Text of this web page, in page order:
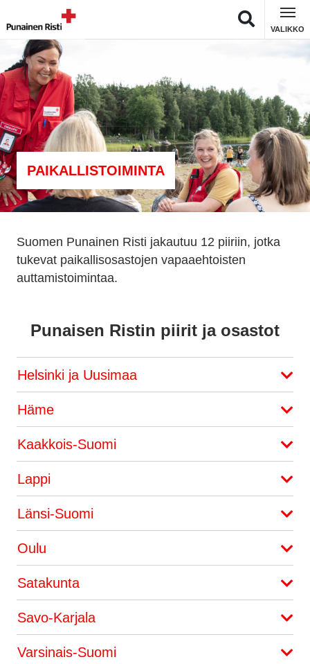
VALIKKO
PAIKALLISTOIMINTA
Suomen Punainen Risti jakautuu 12 piiriin, jotka
tukevat paikallisosastojen vapaaehtoisten
auttamistoimintaa.
Punaisen Ristin piirit ja osastot
Helsinki ja Uusimaa
Häme
Kaakkois-Suomi
Lappi
Länsi-Suomi
Oulu
Satakunta
Savo-Karjala
Varsinais-Suomi